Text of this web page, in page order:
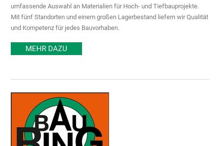
umfassende Auswahl an Materialien für Hoch- und Tiefbauprojekte.
Mit fünf Standorten und einem großen Lagerbestand liefern wir Qualität
und Kompetenz für jedes Bauvorhaben.
MEHR DAZU